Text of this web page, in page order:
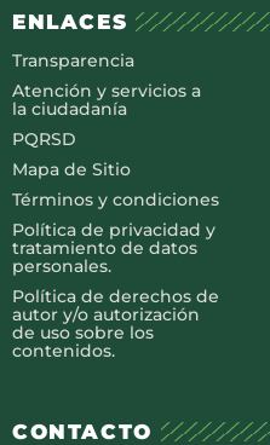
ENLACES
Transparencia
Atención y servicios a
la ciudadanía
PQRSD
Mapa de Sitio
Términos y condiciones
Política de privacidad y
tratamiento de datos
personales.
Política de derechos de
autor y/o autorización
de uso sobre los
contenidos.
CONTACTO